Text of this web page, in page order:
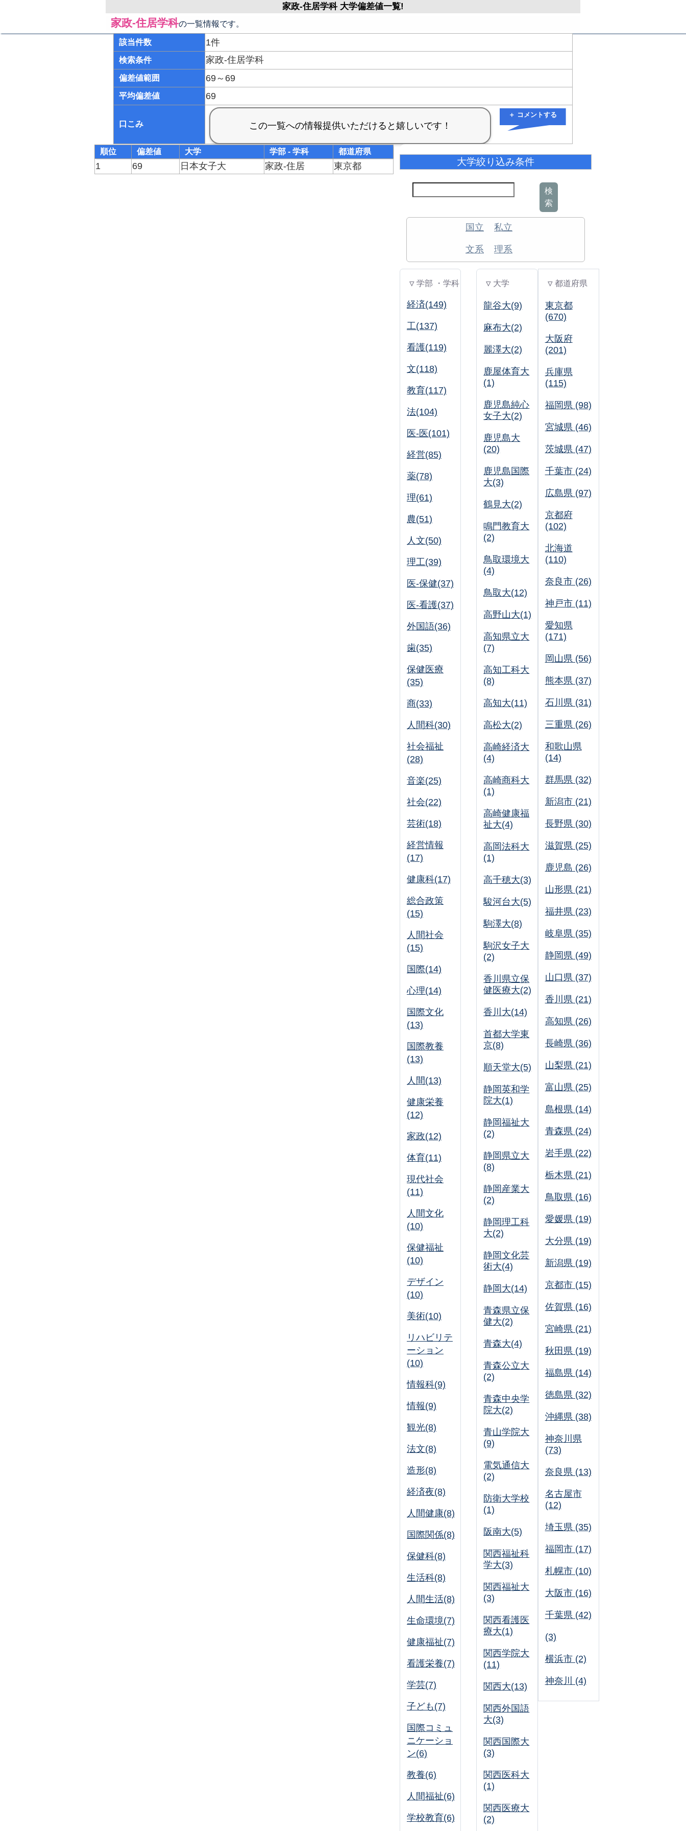
家政-住居学科 大学偏差値一覧!
家政-住居学科の一覧情報です。
該当件数 1件
検索条件 家政-住居学科
偏差値範囲 69～69
平均偏差値 69
口こみ
＋ コメントする
順位 偏差値 大学 学部 - 学科 都道府県
1 69 日本女子大 家政-住居 東京都 大学絞り込み条件
検
索
国立 私立
文系 理系
▽ 学部 ・学科
経済(149)
工(137)
看護(119)
文(118)
教育(117)
法(104)
医-医(101)
経営(85)
薬(78)
理(61)
農(51)
人文(50)
理工(39)
医-保健(37)
医-看護(37)
外国語(36)
歯(35)
保健医療
(35)
商(33)
人間科(30)
社会福祉
(28)
音楽(25)
社会(22)
芸術(18)
経営情報
(17)
健康科(17)
総合政策
(15)
人間社会
(15)
国際(14)
心理(14)
国際文化
(13)
国際教養
(13)
人間(13)
健康栄養
(12)
家政(12)
体育(11)
現代社会
(11)
人間文化
(10)
保健福祉
(10)
デザイン
(10)
美術(10)
リハビリテ
ーション
(10)
情報科(9)
情報(9)
観光(8)
法文(8)
造形(8)
経済夜(8)
人間健康(8)
国際関係(8)
保健科(8)
生活科(8)
人間生活(8)
生命環境(7)
健康福祉(7)
看護栄養(7)
学芸(7)
子ども(7)
国際コミュ
ニケーショ
ン(6)
教養(6)
人間福祉(6)
学校教育(6)
▽ 大学
龍谷大(9)
麻布大(2)
麗澤大(2)
鹿屋体育大
(1)
鹿児島純心
女子大(2)
鹿児島大
(20)
鹿児島国際
大(3)
鶴見大(2)
鳴門教育大
(2)
鳥取環境大
(4)
鳥取大(12)
高野山大(1)
高知県立大
(7)
高知工科大
(8)
高知大(11)
高松大(2)
高崎経済大
(4)
高崎商科大
(1)
高崎健康福
祉大(4)
高岡法科大
(1)
高千穂大(3)
駿河台大(5)
駒澤大(8)
駒沢女子大
(2)
香川県立保
健医療大(2)
香川大(14)
首都大学東
京(8)
順天堂大(5)
静岡英和学
院大(1)
静岡福祉大
(2)
静岡県立大
(8)
静岡産業大
(2)
静岡理工科
大(2)
静岡文化芸
術大(4)
静岡大(14)
青森県立保
健大(2)
青森大(4)
青森公立大
(2)
青森中央学
院大(2)
青山学院大
(9)
電気通信大
(2)
防衛大学校
(1)
阪南大(5)
関西福祉科
学大(3)
関西福祉大
(3)
関西看護医
療大(1)
関西学院大
(11)
関西大(13)
関西外国語
大(3)
関西国際大
(3)
関西医科大
(1)
関西医療大
(2)
▽ 都道府県
東京都
(670)
大阪府
(201)
兵庫県
(115)
福岡県 (98)
宮城県 (46)
茨城県 (47)
千葉市 (24)
広島県 (97)
京都府
(102)
北海道
(110)
奈良市 (26)
神戸市 (11)
愛知県
(171)
岡山県 (56)
熊本県 (37)
石川県 (31)
三重県 (26)
和歌山県
(14)
群馬県 (32)
新潟市 (21)
長野県 (30)
滋賀県 (25)
鹿児島 (26)
山形県 (21)
福井県 (23)
岐阜県 (35)
静岡県 (49)
山口県 (37)
香川県 (21)
高知県 (26)
長崎県 (36)
山梨県 (21)
富山県 (25)
島根県 (14)
青森県 (24)
岩手県 (22)
栃木県 (21)
鳥取県 (16)
愛媛県 (19)
大分県 (19)
新潟県 (19)
京都市 (15)
佐賀県 (16)
宮崎県 (21)
秋田県 (19)
福島県 (14)
徳島県 (32)
沖縄県 (38)
神奈川県
(73)
奈良県 (13)
名古屋市
(12)
埼玉県 (35)
福岡市 (17)
札幌市 (10)
大阪市 (16)
千葉県 (42)
(3)
横浜市 (2)
神奈川 (4)